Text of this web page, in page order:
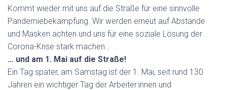
Kommt wieder mit uns auf die Straße für eine sinnvolle
Pandemiebekämpfung. Wir werden erneut auf Abstände
und Masken achten und uns für eine soziale Lösung der
Corona-Krise stark machen…
… und am 1. Mai auf die Straße!
Ein Tag später, am Samstag ist der 1. Mai, seit rund 130
Jahren ein wichtiger Tag der Arbeiter:innen und